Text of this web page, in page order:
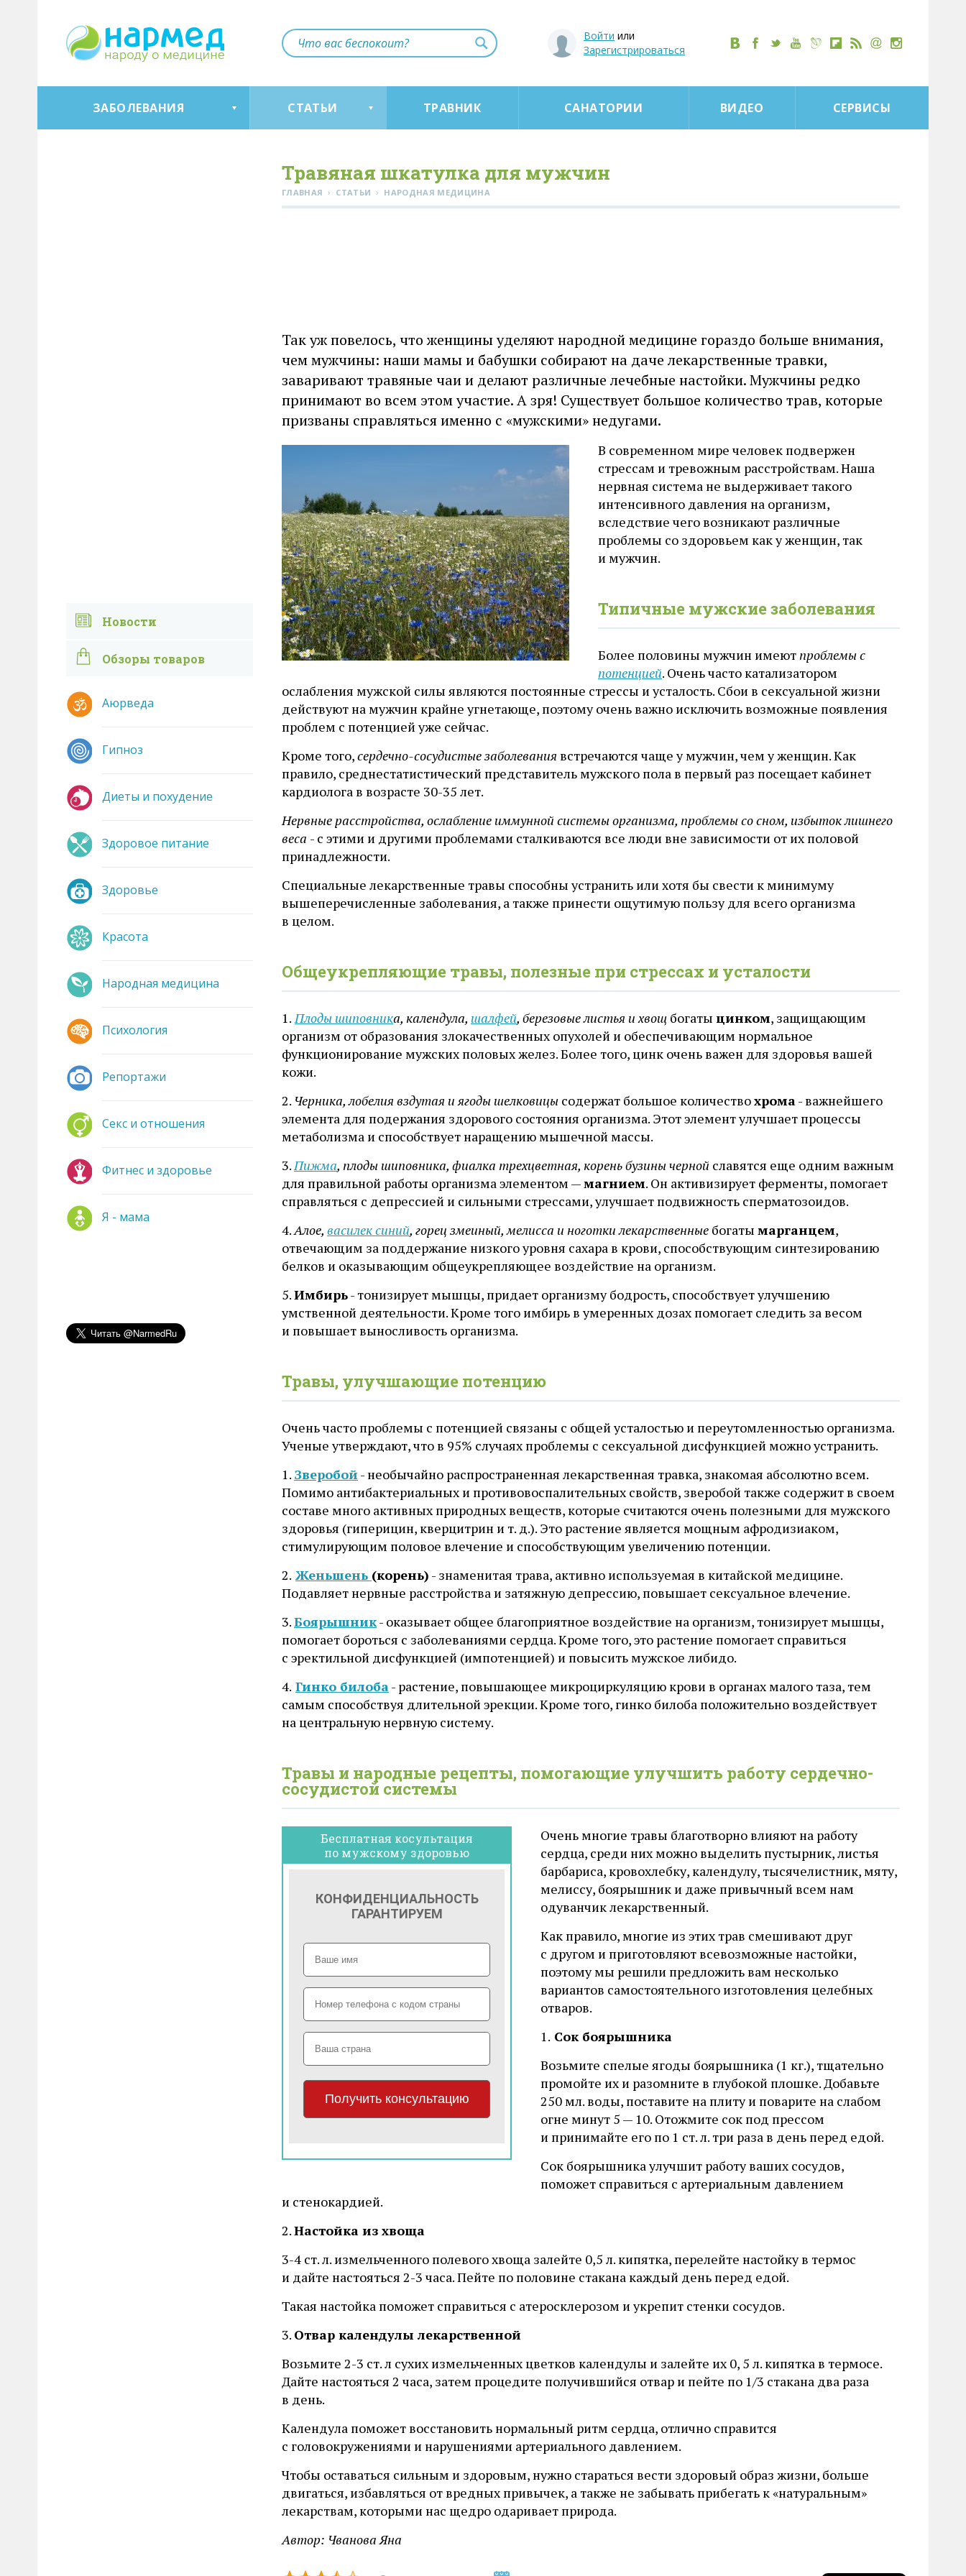
Войти или
Зарегистрироваться
ЗАБОЛЕВАНИЯ СТАТЬИ ТРАВНИК САНАТОРИИ ВИДЕО СЕРВИСЫ
Травяная шкатулка для мужчин
ГЛАВНАЯ › СТАТЬИ › НАРОДНАЯ МЕДИЦИНА
Так уж повелось, что женщины уделяют народной медицине гораздо больше внимания,
чем мужчины: наши мамы и бабушки собирают на даче лекарственные травки,
заваривают травяные чаи и делают различные лечебные настойки. Мужчины редко
принимают во всем этом участие. А зря! Существует большое количество трав, которые
призваны справляться именно с «мужскими» недугами.
В современном мире человек подвержен
стрессам и тревожным расстройствам. Наша
нервная система не выдерживает такого
интенсивного давления на организм,
вследствие чего возникают различные
проблемы со здоровьем как у женщин, так
и мужчин.
Типичные мужские заболевания
Более половины мужчин имеютпроблемы с
потенцией. Очень часто катализатором
ослабления мужской силы являются постоянные стрессы и усталость. Сбои в сексуальной жизни
действуют на мужчин крайне угнетающе, поэтому очень важно исключить возможные появления
проблем с потенцией уже сейчас.
Кроме того,сердечно-сосудистые заболевания встречаются чаще у мужчин, чем у женщин. Как
правило, среднестатистический представитель мужского пола в первый раз посещает кабинет
кардиолога в возрасте 30-35 лет.
Нервные расстройства, ослабление иммунной системы организма, проблемы со сном, избыток лишнего
веса - с этими и другими проблемами сталкиваются все люди вне зависимости от их половой
принадлежности.
Специальные лекарственные травы способны устранить или хотя бы свести к минимуму
вышеперечисленные заболевания, а также принести ощутимую пользу для всего организма
в целом.
Общеукрепляющие травы, полезные при стрессах и усталости
1. Плоды шиповника, календула, шалфей, березовые листья и хвощ богаты цинком, защищающим
организм от образования злокачественных опухолей и обеспечивающим нормальное
функционирование мужских половых желез. Более того, цинк очень важен для здоровья вашей
кожи.
2. Черника, лобелия вздутая и ягоды шелковицы содержат большое количествохрома- важнейшего
элемента для подержания здорового состояния организма. Этот элемент улучшает процессы
метаболизма и способствует наращению мышечной массы.
3.Пижма, плоды шиповника, фиалка трехцветная, корень бузины черной славятся еще одним важным
для правильной работы организма элементом —магнием. Он активизирует ферменты, помогает
справляться с депрессией и сильными стрессами, улучшает подвижность сперматозоидов.
4.Алое, василек синий, горец змеиный, мелисса и ноготки лекарственные богаты марганцем,
отвечающим за поддержание низкого уровня сахара в крови, способствующим синтезированию
белков и оказывающим общеукрепляющее воздействие на организм.
5.Имбирь- тонизирует мышцы, придает организму бодрость, способствует улучшению
умственной деятельности. Кроме того имбирь в умеренных дозах помогает следить за весом
и повышает выносливость организма.
Травы, улучшающие потенцию
Очень часто проблемы с потенцией связаны с общей усталостью и переутомленностью организма.
Ученые утверждают, что в 95% случаях проблемы с сексуальной дисфункцией можно устранить.
1. Зверобой - необычайно распространенная лекарственная травка, знакомая абсолютно всем.
Помимо антибактериальных и противовоспалительных свойств, зверобой также содержит в своем
составе много активных природных веществ, которые считаются очень полезными для мужского
здоровья (гиперицин, кверцитрин и т. д.). Это растение является мощным афродизиаком,
стимулирующим половое влечение и способствующим увеличению потенции.
2. Женьшень (корень) - знаменитая трава, активно используемая в китайской медицине.
Подавляет нервные расстройства и затяжную депрессию, повышает сексуальное влечение.
3.Боярышник- оказывает общее благоприятное воздействие на организм, тонизирует мышцы,
помогает бороться с заболеваниями сердца. Кроме того, это растение помогает справиться
с эректильной дисфункцией (импотенцией) и повысить мужское либидо.
4. Гинко билоба- растение, повышающее микроциркуляцию крови в органах малого таза, тем
самым способствуя длительной эрекции. Кроме того, гинко билоба положительно воздействует
на центральную нервную систему.
Травы и народные рецепты, помогающие улучшить работу сердечно-
сосудистой системы
Бесплатная косультация
по мужскому здоровью
Очень многие травы благотворно влияют на работу
сердца, среди них можно выделить пустырник, листья
барбариса, кровохлебку, календулу, тысячелистник, мяту,
мелиссу, боярышник и даже привычный всем нам
одуванчик лекарственный.
Как правило, многие из этих трав смешивают друг
с другом и приготовляют всевозможные настойки,
поэтому мы решили предложить вам несколько
вариантов самостоятельного изготовления целебных
отваров.
1. Сок боярышника
Возьмите спелые ягоды боярышника (1 кг.), тщательно
промойте их и разомните в глубокой плошке. Добавьте
250 мл. воды, поставите на плиту и поварите на слабом
огне минут 5 — 10. Отожмите сок под прессом
и принимайте его по 1 ст. л. три раза в день перед едой.
Сок боярышника улучшит работу ваших сосудов,
поможет справиться с артериальным давлением
и стенокардией.
2.Настойка из хвоща
3-4 ст. л. измельченного полевого хвоща залейте 0,5 л. кипятка, перелейте настойку в термос
и дайте настояться 2-3 часа. Пейте по половине стакана каждый день перед едой.
Такая настойка поможет справиться с атеросклерозом и укрепит стенки сосудов.
3. Отвар календулы лекарственной
Возьмите 2-3 ст. л сухих измельченных цветков календулы и залейте их 0, 5 л. кипятка в термосе.
Дайте настояться 2 часа, затем процедите получившийся отвар и пейте по 1/3 стакана два раза
в день.
Календула поможет восстановить нормальный ритм сердца, отлично справится
с головокружениями и нарушениями артериального давлением.
Чтобы оставаться сильным и здоровым, нужно стараться вести здоровый образ жизни, больше
двигаться, избавляться от вредных привычек, а также не забывать прибегать к «натуральным»
лекарствам, которыми нас щедро одаривает природа.
Автор: Чванова Яна
Новости
Обзоры товаров
Аюрведа
Гипноз
Диеты и похудение
Здоровое питание
Здоровье
Красота
Народная медицина
Психология
Репортажи
Секс и отношения
Фитнес и здоровье
Я - мама